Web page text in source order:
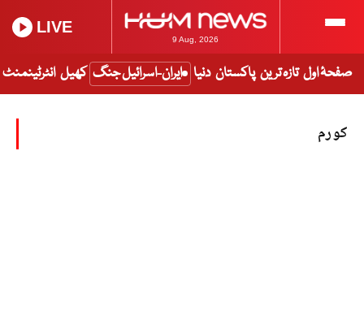
9 Aug, 2026
LIVE
صفحۂ اول تازہ ترین پاکستان دنیا ایران-اسرائیل جنگ کھیل انٹرٹینمنٹ
کورم